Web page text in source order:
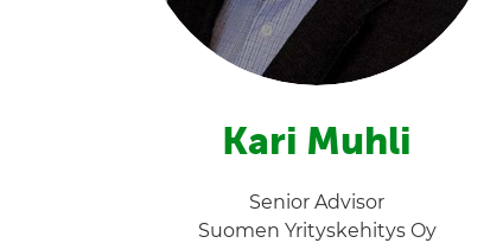
Kari Muhli
Senior Advisor
Suomen Yrityskehitys Oy